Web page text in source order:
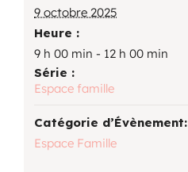
9 octobre 2025
Heure :
9 h 00 min - 12 h 00 min
Série :
Espace famille
Catégorie d’Évènement:
Espace Famille